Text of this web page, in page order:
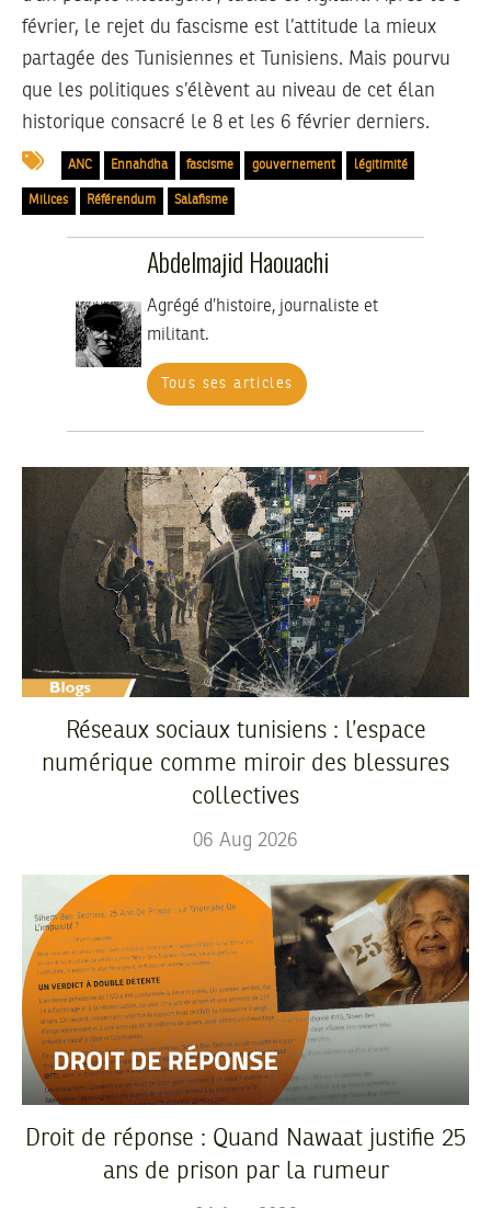
février, le rejet du fascisme est l’attitude la mieux
partagée des Tunisiennes et Tunisiens. Mais pourvu
que les politiques s’élèvent au niveau de cet élan
historique consacré le 8 et les 6 février derniers.
ANC Ennahdha fascisme gouvernement légitimité
Milices Référendum Salafisme
Abdelmajid Haouachi
Agrégé d’histoire, journaliste et
militant.
Tous ses articles
Réseaux sociaux tunisiens : l’espace
numérique comme miroir des blessures
collectives
06 Aug 2026
Droit de réponse : Quand Nawaat justifie 25
ans de prison par la rumeur